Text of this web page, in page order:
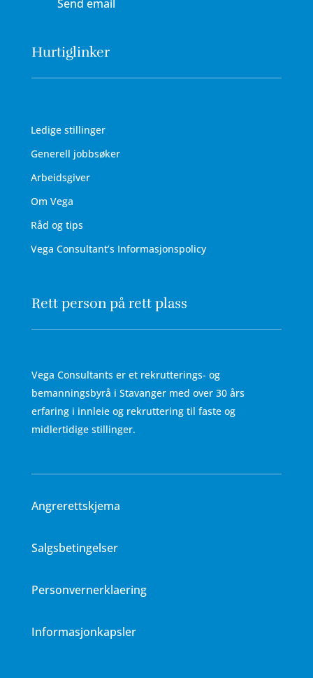
Send email
Hurtiglinker
Ledige stillinger
Generell jobbsøker
Arbeidsgiver
Om Vega
Råd og tips
Vega Consultant’s Informasjonspolicy
Rett person på rett plass
Vega Consultants er et rekrutterings- og
bemanningsbyrå i Stavanger med over 30 års
erfaring i innleie og rekruttering til faste og
midlertidige stillinger.
Angrerettskjema
Salgsbetingelser
Personvernerklaering
Informasjonkapsler